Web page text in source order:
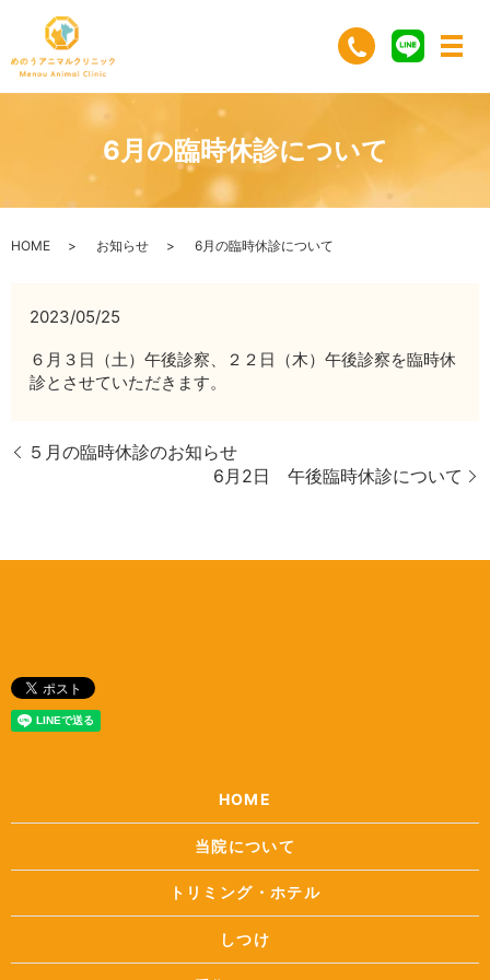
6月の臨時休診について
HOME お知らせ 6月の臨時休診について
2023/05/25
６月３日（土）午後診察、２２日（木）午後診察を臨時休
診とさせていただきます。
５月の臨時休診のお知らせ
6月2日 午後臨時休診について
HOME
当院について
トリミング・ホテル
しつけ